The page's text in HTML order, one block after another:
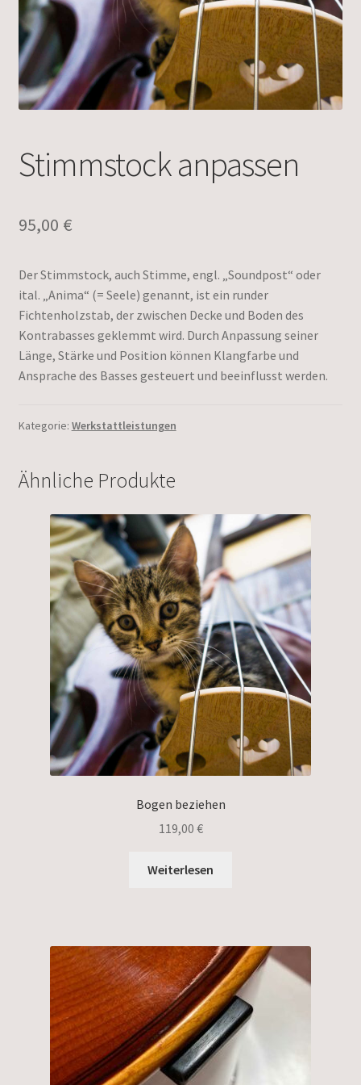
Stimmstock anpassen
95,00 €
Der Stimmstock, auch Stimme, engl. „Soundpost“ oder
ital. „Anima“ (= Seele) genannt, ist ein runder
Fichtenholzstab, der zwischen Decke und Boden des
Kontrabasses geklemmt wird. Durch Anpassung seiner
Länge, Stärke und Position können Klangfarbe und
Ansprache des Basses gesteuert und beeinflusst werden.
Kategorie: Werkstattleistungen
Ähnliche Produkte
Bogen beziehen
119,00 €
Weiterlesen